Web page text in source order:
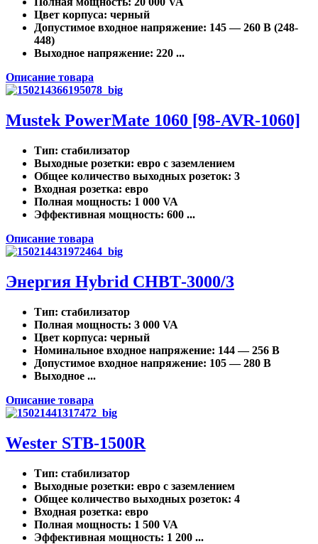
Цвет корпуса: черный
Допустимое входное напряжение: 145 — 260 В (248-
448)
Выходное напряжение: 220 ...
Описание товара
Mustek PowerMate 1060 [98-AVR-1060]
Тип: стабилизатор
Выходные розетки: евро с заземлением
Общее количество выходных розеток: 3
Входная розетка: евро
Полная мощность: 1 000 VA
Эффективная мощность: 600 ...
Описание товара
Энергия Нybrid CНВТ-3000/3
Тип: стабилизатор
Полная мощность: 3 000 VA
Цвет корпуса: черный
Номинальное входное напряжение: 144 — 256 В
Допустимое входное напряжение: 105 — 280 В
Выходное ...
Описание товара
Wester STB-1500R
Тип: стабилизатор
Выходные розетки: евро с заземлением
Общее количество выходных розеток: 4
Входная розетка: евро
Полная мощность: 1 500 VA
Эффективная мощность: 1 200 ...